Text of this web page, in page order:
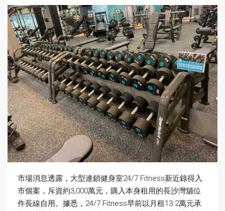
市場消息透露，大型連鎖健身室24/7 Fitness新近錄得入
市個案，斥資約3,000萬元，購入本身租用的長沙灣舖位
作長線自用。據悉，24/7 Fitness早前以月租13.2萬元承